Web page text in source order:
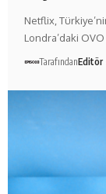
Netflix,
Londra’daki
TarafındanEditör